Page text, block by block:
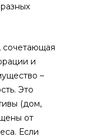
сочетающая
и
–
Это
(дом,
от
Если